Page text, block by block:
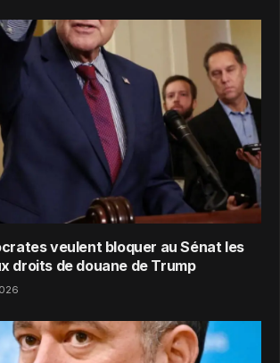
veulent bloquer au Sénat les
droits de douane de Trump